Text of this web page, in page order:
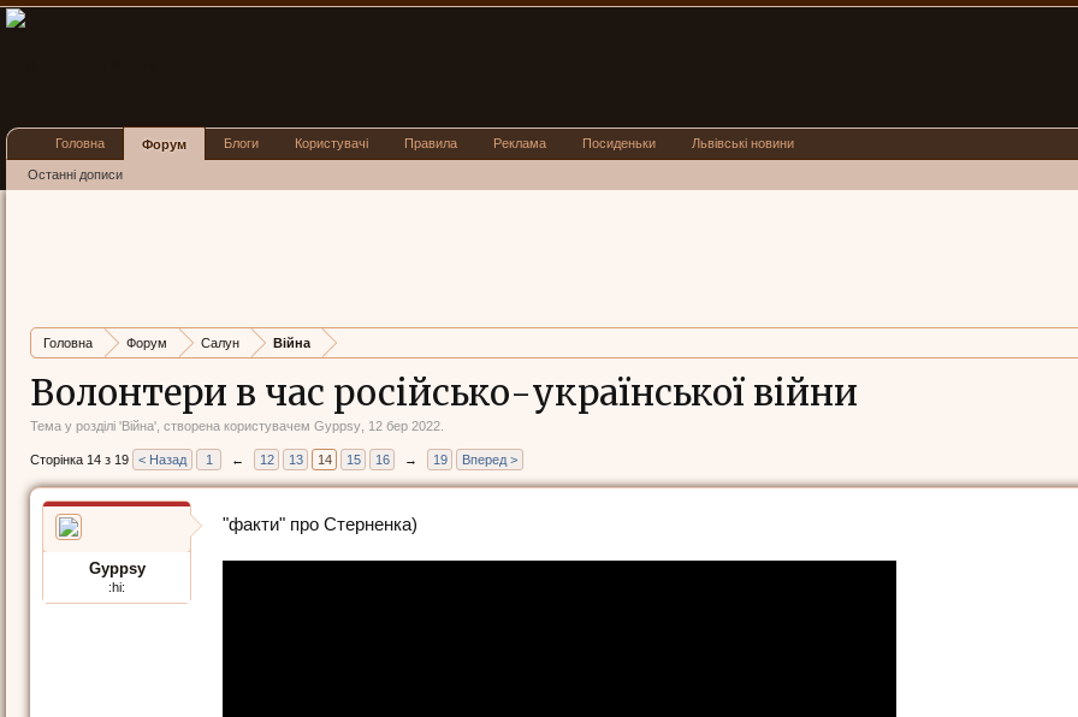
Головна Форум Салун Війна
Волонтери в час російсько-української війни
Тема у розділі 'Війна', створена користувачем Gyppsy 12 бер 2022
Сторінка 14 з 19 < Назад 1 ← 12 13 14 15 16 → 19 Вперед >
Gyppsy
:hi:
"факти" про Стерненка)
Головна Форум
Останні дописи
Блоги Користувачі Правила Реклама Посиденьки Львівські новини